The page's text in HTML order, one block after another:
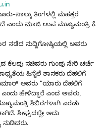
ತಿಂಗಳಲ್ಲಿ ಮಹತ್ತರ
ಎಂದು ಮಾಜಿ ಉಪ ಮುಖ್ಯಮಂತ್ರಿ ಕೆ.
ನಡೆದ ಸುದ್ದಿಗೋಷ್ಠಿಯಲ್ಲಿ ಅವರು
ಕೆಲವು ಸಚಿವರು ಗುಂಪು ಸೇರಿ ಚರ್ಚೆ
ಹಿನ್ನೆಲೆ ಶಾಸಕರು ದೆಹಲಿಗೆ
ಅವರು “ಯಾರು ದೆಹಲಿಗೆ
ಎಂದು ಹೇಳಿದ್ದಾರೆ ಎಂದ ಅವರು,
ಶಿಬಿರಗಳಾಗಿ ಎರಡು
ಶೀಘ್ರದಲ್ಲೇ ಅದು
ನುಡಿದರು.